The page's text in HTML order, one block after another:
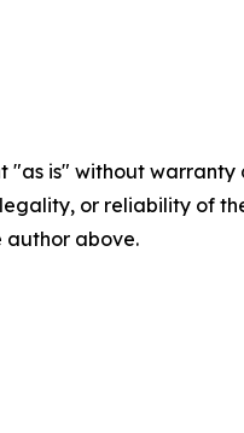
"as is" without
or reliability of
author above.